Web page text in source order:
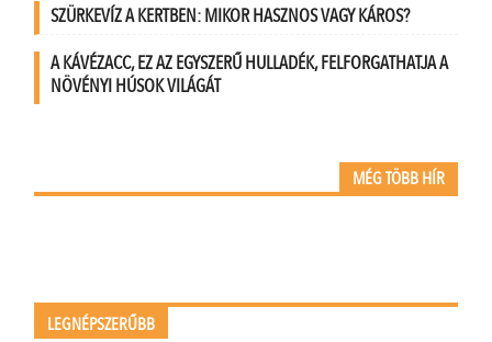
SZÜRKEVÍZ A KERTBEN: MIKOR HASZNOS VAGY KÁROS?
A KÁVÉZACC, EZ AZ EGYSZERŰ HULLADÉK, FELFORGATHATJA A
NÖVÉNYI HÚSOK VILÁGÁT
MÉG TÖBB HÍR
LEGNÉPSZERŰBB